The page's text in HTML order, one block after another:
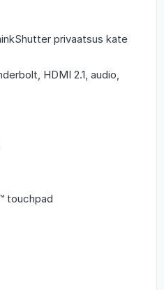
privaatsus kate
HDMI 2.1, audio,
touchpad